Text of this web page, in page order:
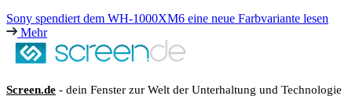
Sony spendiert dem WH-1000XM6 eine neue Farbvariante lesen
Mehr
Screen.de - dein Fenster zur Welt der Unterhaltung und Technologie